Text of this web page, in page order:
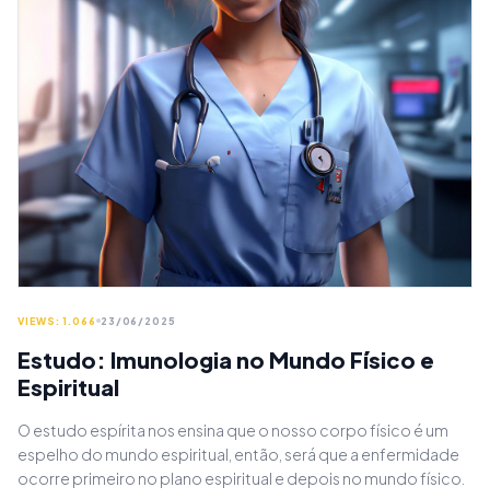
VIEWS: 1.066 23/06/2025
Estudo: Imunologia no Mundo Físico e
Espiritual
O estudo espírita nos ensina que o nosso corpo físico é um
espelho do mundo espiritual, então, será que a enfermidade
ocorre primeiro no plano espiritual e depois no mundo físico.